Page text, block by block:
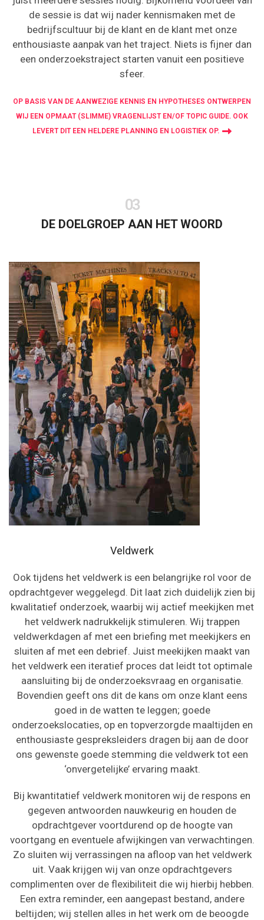
de sessie is dat wij nader kennismaken met de
bedrijfscultuur bij de klant en de klant met onze
enthousiaste aanpak van het traject. Niets is fijner dan
een onderzoekstraject starten vanuit een positieve
sfeer.
OP BASIS VAN DE AANWEZIGE KENNIS EN HYPOTHESES ONTWERPEN
WIJ EEN OPMAAT (SLIMME) VRAGENLIJST EN/OF TOPIC GUIDE. OOK
LEVERT DIT EEN HELDERE PLANNING EN LOGISTIEK OP.
03
DE DOELGROEP AAN HET WOORD
Veldwerk
Ook tijdens het veldwerk is een belangrijke rol voor de
opdrachtgever weggelegd. Dit laat zich duidelijk zien bij
kwalitatief onderzoek, waarbij wij actief meekijken met
het veldwerk nadrukkelijk stimuleren. Wij trappen
veldwerkdagen af met een briefing met meekijkers en
sluiten af met een debrief. Juist meekijken maakt van
het veldwerk een iteratief proces dat leidt tot optimale
aansluiting bij de onderzoeksvraag en organisatie.
Bovendien geeft ons dit de kans om onze klant eens
goed in de watten te leggen; goede
onderzoekslocaties, op en topverzorgde maaltijden en
enthousiaste gespreksleiders dragen bij aan de door
ons gewenste goede stemming die veldwerk tot een
‘onvergetelijke’ ervaring maakt.
Bij kwantitatief veldwerk monitoren wij de respons en
gegeven antwoorden nauwkeurig en houden de
opdrachtgever voortdurend op de hoogte van
voortgang en eventuele afwijkingen van verwachtingen.
Zo sluiten wij verrassingen na afloop van het veldwerk
uit. Vaak krijgen wij van onze opdrachtgevers
complimenten over de flexibiliteit die wij hierbij hebben.
Een extra reminder, een aangepast bestand, andere
beltijden; wij stellen alles in het werk om de beoogde